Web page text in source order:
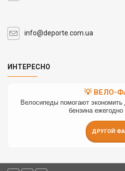
info@deporte.com.ua
ИНТЕРЕСНО
💡 ВЕЛО-
Велосипеды помогают
бензина ежегодно
ДРУГОЙ